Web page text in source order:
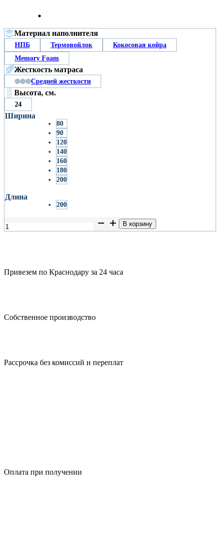
Материал наполнителя
НПБ Термовойлок
Кокосовая койра
Memory Foam
Жесткость матраса
Средней жесткости
Высота, см.
24
Ширина
80
90
120
140
160
180
200
Длина
200
товара
В корзину
Привезем по Краснодару за 24 часа
Собственное производство
Рассрочка без комиссий и переплат
Оплата при получении